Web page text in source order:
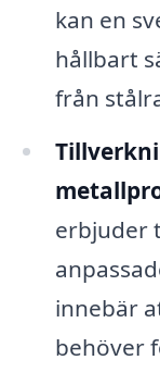
kan en
hållbart
från
erbjuder
innebär
behöver